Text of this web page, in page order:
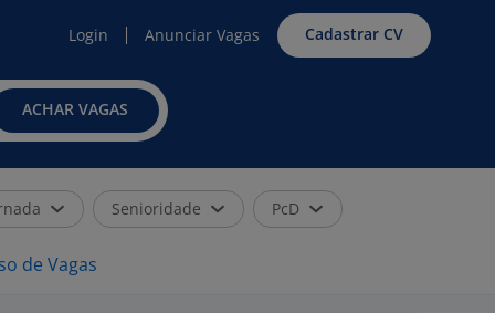
Login Anunciar Vagas Cadastrar CV
ACHAR VAGAS
Senioridade PcD
de Vagas